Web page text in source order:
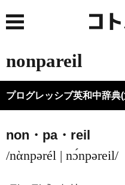
nonpareil
プログレッシブ英和中辞典
non・pa・reil
/nὰnpərél | nɔ́npəreil/